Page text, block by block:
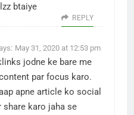
btaiye
REPLY
May 31, 2020 at 12:53 pm
jodne ke bare me
par focus karo.
apne article ko social
share karo jaha se